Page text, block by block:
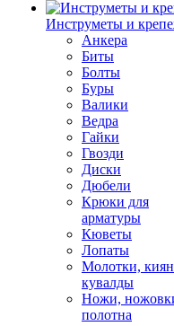
Инструметы и
Анкера
Биты
Болты
Буры
Валики
Ведра
Гайки
Гвозди
Диски
Дюбели
Крюки для
арматуры
Кюветы
Лопаты
Молотки,
кувалды
Ножи,
полотна